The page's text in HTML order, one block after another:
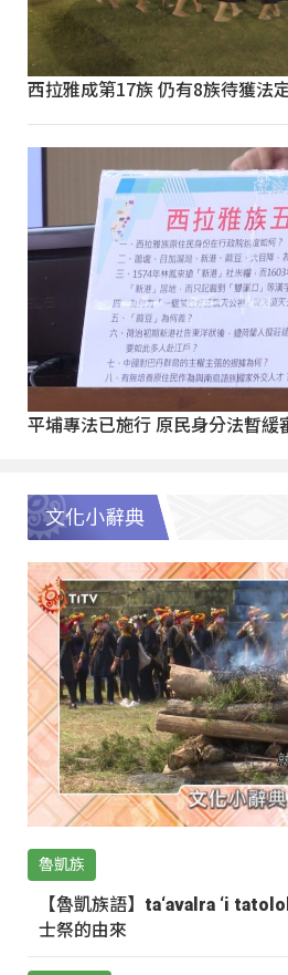
西拉雅成第17族 仍有8族待獲法
平埔專法已施行 原民身分法暫緩
文化小辭典
魯凱族
【魯凱族語】ta‘avalra ‘i
士祭的由來